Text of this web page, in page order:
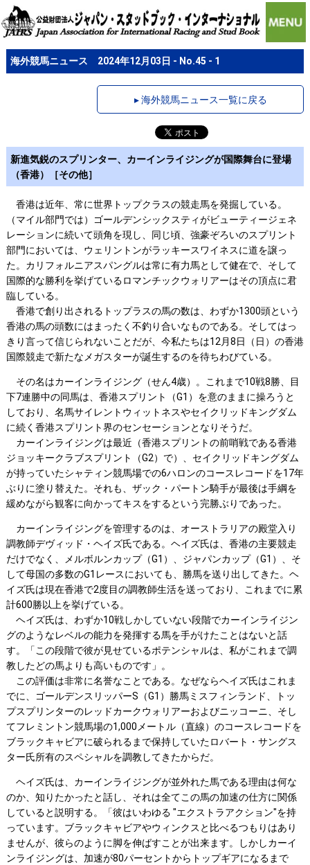
海外競馬ニュース 2024年12月03日 - No.45 - 1
▸ 海外競馬ニュース一覧に戻る
新進気鋭のスプリンター、カーインライジングが国際舞台に登場
（香港）［その他］
香港は近年、常に世界トップクラスの競走馬を発掘している。
（マイル部門では）ゴールデンシックスティがビューティージェネ
レーションに続いて頭角を現し、同じ頃、強豪ぞろいのスプリント
部門においては、ウェリントンがラッキースワイネスに道を譲っ
た。カリフォルニアスパングルは常に有力馬として健在で、そして
国際的な勝利を挙げているロマンチックウォリアーはその頂点に君
臨している。
香港で創り出されるトップラスの馬の数は、わずか1300頭という
香港の馬の頭数にはまったく不釣り合いなものである。そしてはっ
きり言って信じられないことだが、今私たちは12月8日（日）の香港
国際競走で新たなメガスターが誕生するのを待ちわびている。
その名はカーインライジング（せん4歳）。これまで10戦8勝、目
下7連勝中の同馬は、香港スプリント（G1）を意のままに操ろうと
しており、名馬サイレントウィットネスやセイクリッドキングダム
に続く香港スプリント界のセンセーションとなりそうだ。
カーインライジングは最近（香港スプリントの前哨戦である香港
ジョッキークラブスプリント（G2）で）、セイクリッドキングダム
が持っていたシャティン競馬場での6ハロンのコースレコードを17年
ぶりに塗り替えた。それも、ザック・パートン騎手が最後は手綱を
緩めながら観客に向かってキスをするという完勝ぶりであった。
カーインライジングを管理するのは、オーストラリアの殿堂入り
調教師デヴィッド・ヘイズ氏である。ヘイズ氏は、香港の主要競走
だけでなく、メルボルンカップ（G1）、ジャパンカップ（G1）、そ
して母国の多数のG1レースにおいても、勝馬を送り出してきた。ヘ
イズ氏は現在香港で2度目の調教師生活を送っており、これまでに累
計600勝以上を挙げている。
ヘイズ氏は、わずか10戦しかしていない段階でカーインライジン
グのようなレベルの能力を発揮する馬を手がけたことはないと話
す。「この段階で彼が見せているポテンシャルは、私がこれまで調
教したどの馬よりも高いものです」。
この評価は非常に名誉なことである。なぜならヘイズ氏はこれま
でに、ゴールデンスリッパーS（G1）勝馬ミスフィンランド、トッ
プスプリンターのレッドカークウォリアーおよびニッコーニ、そし
てフレミントン競馬場の1,000メートル（直線）のコースレコードを
ブラックキャビアに破られるまで保持していたロバート・サングス
ター氏所有のスペシャルを調教してきたからだ。
ヘイズ氏は、カーインライジングが並外れた馬である理由は何な
のか、知りたかったと話し、それは全てこの馬の加速の仕方に関係
していると説明する。「彼はいわゆる "エクストラアクション"を持
っています。ブラックキャビアやウィンクスと比べるつもりはあり
ませんが、彼らのように脚を伸ばすことが出来ます。しかしカーイ
ンライジングは、加速が80パーセントからトップギアになるまで